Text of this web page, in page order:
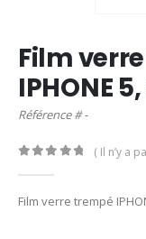
Film
IPHONE
Référence # -
( Il n’y a
Film verre trempé